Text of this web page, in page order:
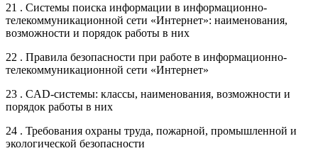
21 . Системы поиска информации в информационно-
телекоммуникационной сети «Интернет»: наименования,
возможности и порядок работы в них
22 . Правила безопасности при работе в информационно-
телекоммуникационной сети «Интернет»
23 . CAD-системы: классы, наименования, возможности и
порядок работы в них
24 . Требования охраны труда, пожарной, промышленной и
экологической безопасности